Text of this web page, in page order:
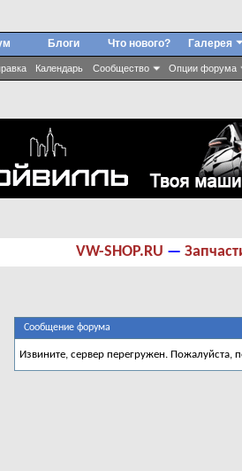
Календарь Сообщество Опции форума
Блоги Что нового? Галерея
VW-SHOP.RU —
Сообщение форума
Извините, сервер перегружен. Пожалуйста,